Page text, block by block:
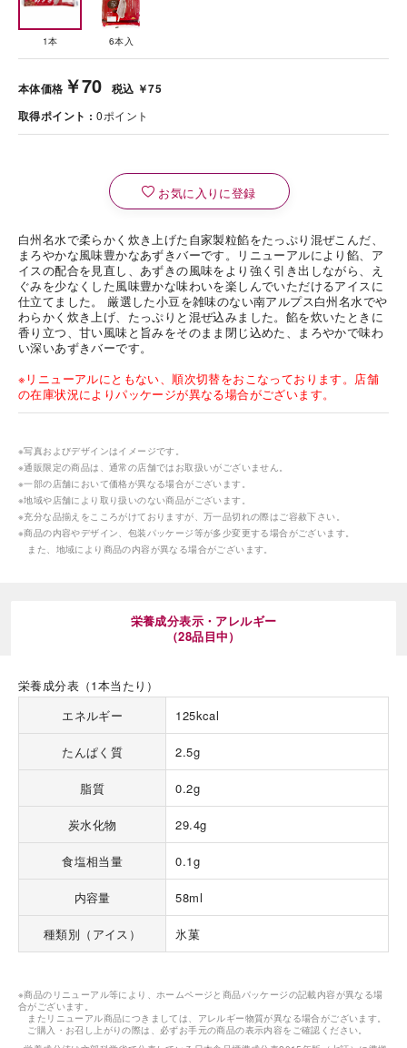
1本 6本入
本体価格 ￥70
税込 ￥75
取得ポイント
0ポイント
お気に入りに登録
白州名水で柔らかく炊き上げた自家製粒餡をたっぷり混ぜこんだ、
まろやかな風味豊かなあずきバーです。リニューアルにより餡、ア
イスの配合を見直し、あずきの風味をより強く引き出しながら、え
ぐみを少なくした風味豊かな味わいを楽しんでいただけるアイスに
仕立てました。 厳選した小豆を雑味のない南アルプス白州名水でや
わらかく炊き上げ、たっぷりと混ぜ込みました。餡を炊いたときに
香り立つ、甘い風味と旨みをそのまま閉じ込めた、まろやかで味わ
い深いあずきバーです。
※リニューアルにともない、順次切替をおこなっております。店舗
の在庫状況によりパッケージが異なる場合がございます。
※写真およびデザインはイメージです。
※通販限定の商品は、通常の店舗ではお取扱いがございません。
※一部の店舗において価格が異なる場合がございます。
※地域や店舗により取り扱いのない商品がございます。
※充分な品揃えをこころがけておりますが、万一品切れの際はご容赦下さい。
※商品の内容やデザイン、包装パッケージ等が多少変更する場合がございます。
また、地域により商品の内容が異なる場合がございます。
栄養成分表示・アレルギー
（28品目中）
栄養成分表（1本当たり）
エネルギー
125kcal
たんぱく質 2.5g
脂質 0.2g
炭水化物 29.4g
食塩相当量 0.1g
内容量 58ml
種類別（アイス） 氷菓
※商品のリニューアル等により、ホームページと商品パッケージの記載内容が異なる場
合がございます。
またリニューアル商品につきましては、アレルギー物質が異なる場合がございます。
ご購入・お召し上がりの際は、必ずお手元の商品の表示内容をご確認ください。
つ時」という意味を込
る、こだわりのスイー
Malaysia
UAE